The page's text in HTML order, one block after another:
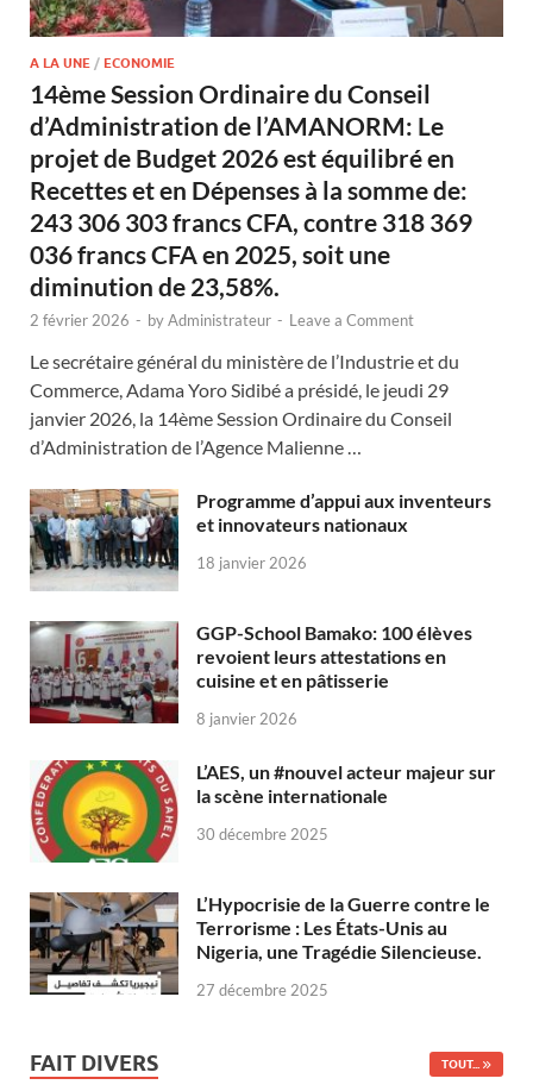
A LA UNE / ECONOMIE
14ème Session Ordinaire du Conseil
d’Administration de l’AMANORM: Le
projet de Budget 2026 est équilibré en
Recettes et en Dépenses à la somme de:
243 306 303 francs CFA, contre 318 369
036 francs CFA en 2025, soit une
diminution de 23,58%.
2 février 2026 - byAdministrateur - Leave a Comment
Le secrétaire général du ministère de l’Industrie et du
Commerce, Adama Yoro Sidibé a présidé, le jeudi 29
janvier 2026, la 14ème Session Ordinaire du Conseil
d’Administration de l’Agence Malienne …
Programme d’appui aux inventeurs
et innovateurs nationaux
18 janvier 2026
GGP-School Bamako: 100 élèves
revoient leurs attestations en
cuisine et en pâtisserie
8 janvier 2026
L’AES, un #nouvel acteur majeur sur
la scène internationale
30 décembre 2025
L’Hypocrisie de la Guerre contre le
Terrorisme : Les États-Unis au
Nigeria, une Tragédie Silencieuse.
27 décembre 2025
FAIT DIVERS TOUT...